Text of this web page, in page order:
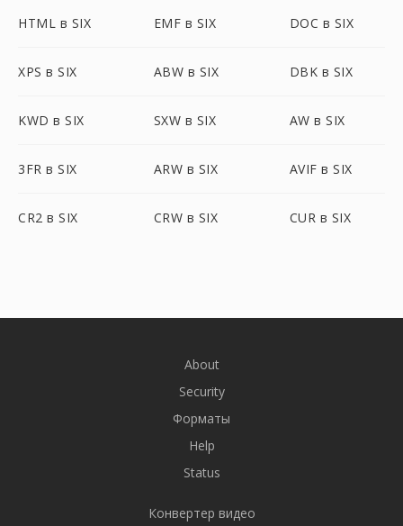
HTML в SIX EMF в SIX DOC в SIX
XPS в SIX ABW в SIX DBK в SIX
KWD в SIX SXW в SIX AW в SIX
3FR в SIX ARW в SIX AVIF в SIX
CR2 в SIX CRW в SIX CUR в SIX
About
Security
Форматы
Help
Status
Конвертер видео